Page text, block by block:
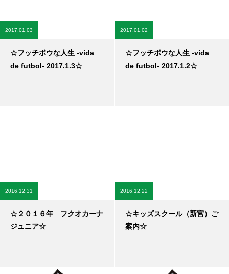
2017.01.03
☆フッチボウな人生 -vida
de futbol- 2017.1.3☆
2017.01.02
☆フッチボウな人生 -vida
de futbol- 2017.1.2☆
2016.12.31
☆２０１６年 フクオカーナ
ジュニア☆
2016.12.22
☆キッズスクール（新宮）ご
案内☆